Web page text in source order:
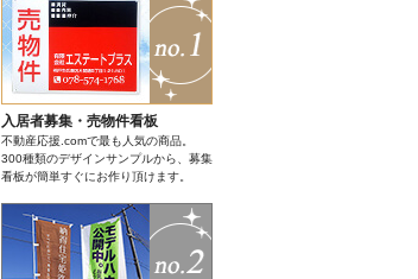
入居者募集・売物件看板
不動産応援.comで最も人気の商品。
300種類のデザインサンプルから、募集
看板が簡単すぐにお作り頂けます。